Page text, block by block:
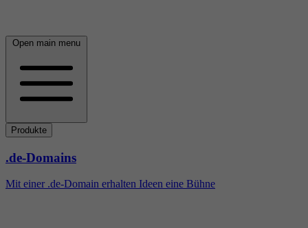
Open main menu
Produkte
.de-Domains
Mit einer .de-Domain erhalten Ideen eine Bühne